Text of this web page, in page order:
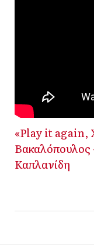
«Play it again,
Βακαλόπουλος
Καπλανίδη